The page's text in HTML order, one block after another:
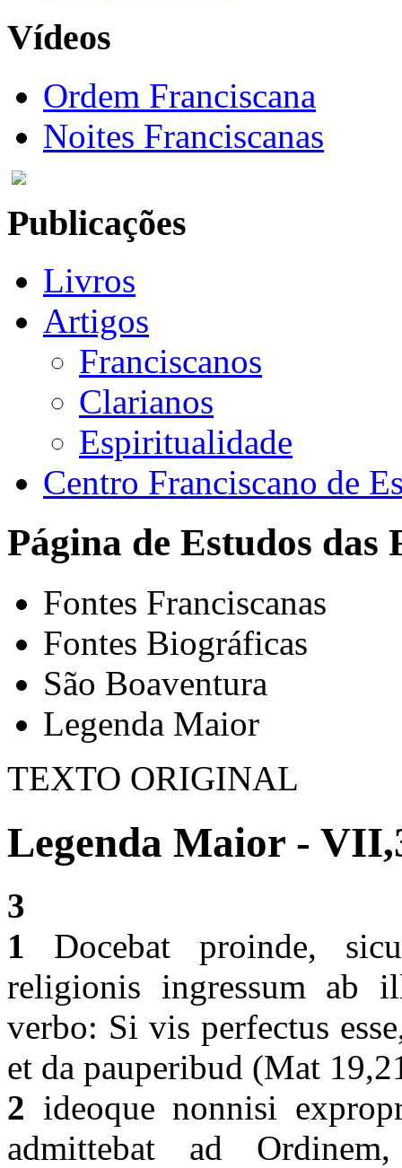
Vídeos
Ordem Franciscana
Noites Franciscanas
Publicações
Livros
Artigos
Franciscanos
Clarianos
Espiritualidade
Centro Franciscano de
Página de Estudos das
Fontes Franciscanas
Fontes Biográficas
São Boaventura
Legenda Maior
TEXTO ORIGINAL
Legenda Maior -
3
1 Docebat proinde,
religionis ingressum ab
verbo: Si vis perfectus
et da pauperibud (Mat
2 ideoque nonnisi
admittebat ad